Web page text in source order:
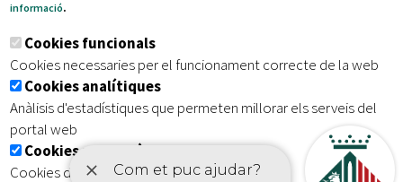
Subscriu-te al nostre butlletí
Inici | Avís legal | Protecció de dades
| Accessibilitat
informació.
Cookies funcionals
Cookies necessaries per el funcionament correcte de la web
Cookies analítiques
Anàlisis d'estadístiques que permeten millorar els serveis del
portal web
Cookies publicitàries
Cookies de tercers amb finalitat publicitària